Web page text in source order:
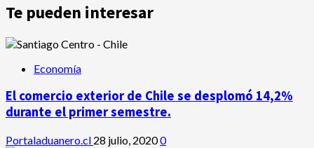
Te pueden interesar
Economía
El comercio exterior de Chile se desplomó 14,2%
durante el primer semestre.
Portaladuanero.cl 28 julio, 20200